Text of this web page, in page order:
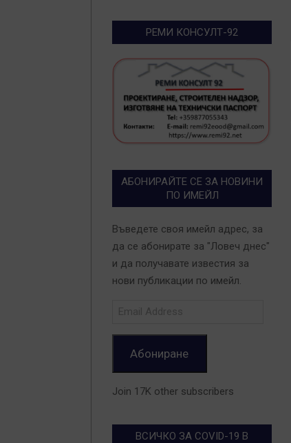
РЕМИ КОНСУЛТ-92
АБОНИРАЙТЕ СЕ ЗА НОВИНИ
ПО ИМЕЙЛ
Въведете своя имейл адрес, за
да се абонирате за "Ловеч днес"
и да получавате известия за
нови публикации по имейл.
Абониране
Join 17K other subscribers
ВСИЧКО ЗА COVID-19 В